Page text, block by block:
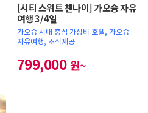
[시티 스위트 첸나이] 가오슝 자유
여행 3/4일
가오슝 시내 중심 가성비 호텔, 가오슝
자유여행, 조식제공
799,000원~